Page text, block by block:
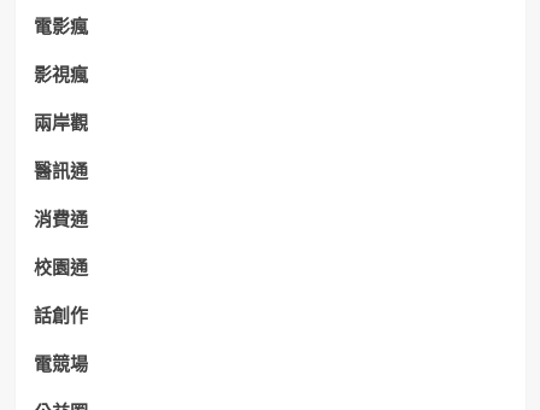
電影瘋
影視瘋
兩岸觀
醫訊通
消費通
校園通
話創作
電競場